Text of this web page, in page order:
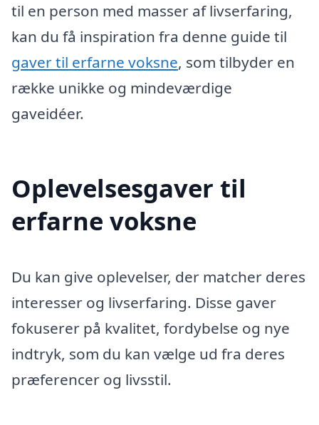
til en person med masser af livserfaring,
kan du få inspiration fra denne guide til
gaver til erfarne voksne, som tilbyder en
række unikke og mindeværdige
gaveidéer.
Oplevelsesgaver til
erfarne voksne
Du kan give oplevelser, der matcher deres
interesser og livserfaring. Disse gaver
fokuserer på kvalitet, fordybelse og nye
indtryk, som du kan vælge ud fra deres
præferencer og livsstil.